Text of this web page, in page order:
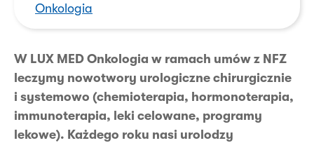
Onkologia
W LUX MED Onkologia w ramach umów z NFZ
leczymy nowotwory urologiczne chirurgicznie
i systemowo (chemioterapia, hormonoterapia,
immunoterapia, leki celowane, programy
lekowe). Każdego roku nasi urolodzy